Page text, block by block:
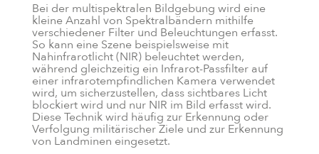
Bei der multispektralen Bildgebung wird eine
kleine Anzahl von Spektralbändern mithilfe
verschiedener Filter und Beleuchtungen erfasst.
So kann eine Szene beispielsweise mit
Nahinfrarotlicht (NIR) beleuchtet werden,
während gleichzeitig ein Infrarot-Passfilter auf
einer infrarotempfindlichen Kamera verwendet
wird, um sicherzustellen, dass sichtbares Licht
blockiert wird und nur NIR im Bild erfasst wird.
Diese Technik wird häufig zur Erkennung oder
Verfolgung militärischer Ziele und zur Erkennung
von Landminen eingesetzt.